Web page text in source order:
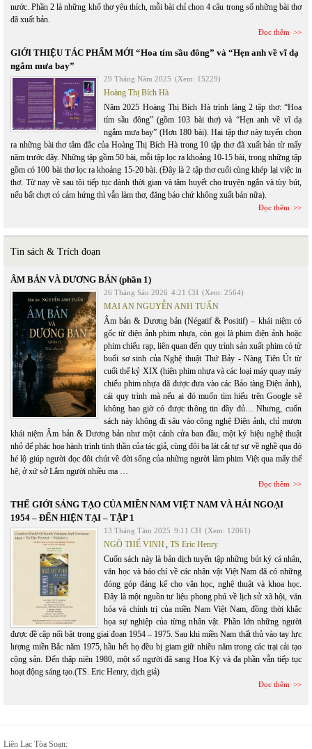
nước. Phần 2 là những khổ thơ yêu thích, mỗi bài chỉ chon 4 câu trong số những bài thơ
đã xuất bản.
Đọc thêm
GIỚI THIỆU TÁC PHẨM MỚI “Hoa tím sầu đông” và “Hẹn anh về vĩ dạ
ngắm mưa bay”
29 Tháng Năm 2025 (Xem: 15229)
Hoàng Thị Bích Hà
Năm 2025 Hoàng Thị Bích Hà trình làng 2 tập thơ: “Hoa
tím sầu đông” (gồm 103 bài thơ) và “Hẹn anh về vĩ dạ
ngắm mưa bay” (Hơn 180 bài). Hai tập thơ này tuyển chọn
ra những bài thơ tâm đắc của Hoàng Thị Bích Hà trong 10 tập thơ đã xuất bản từ mấy
năm trước đây. Những tập gồm 50 bài, mỗi tập lọc ra khoảng 10-15 bài, trong những tập
gồm có 100 bài thơ lọc ra khoảng 15-20 bài. (Đây là 2 tập thơ cuối cùng khép lại việc in
thơ. Từ nay về sau tôi tiếp tục dành thời gian và tâm huyết cho truyện ngắn và tùy bút,
nếu bất chợt có cảm hứng thì vẫn làm thơ, đăng báo chứ không xuất bản nữa).
Đọc thêm
Tin sách & Trích đoạn
ÂM BẢN VÀ DƯƠNG BẢN (phần 1)
26 Tháng Sáu 2026 4:21 CH (Xem: 2564)
MAI AN NGUYỄN ANH TUẤN
Âm bản & Dương bản (Négatif & Positif) – khái niệm có
gốc từ điện ảnh phim nhựa, còn gọi là phim điện ảnh hoặc
phim chiếu rạp, liên quan đến quy trình sản xuất phim có từ
buổi sơ sinh của Nghệ thuật Thứ Bảy - Nàng Tiên Út từ
cuối thế kỷ XIX (hiện phim nhựa và các loại máy quay máy
chiếu phim nhựa đã được đưa vào các Bảo tàng Điện ảnh),
cái quy trình mà nếu ai đó muốn tìm hiểu trên Google sẽ
không bao giờ có được thông tin đầy đủ… Nhưng, cuốn
sách này không đi sâu vào công nghệ Điện ảnh, chỉ mượn
khái niệm Âm bản & Dương bản như một cánh cửa ban đầu, một ký hiệu nghệ thuật
nhỏ để phác họa hành trình tinh thần của tác giả, cùng đôi ba lát cắt tự sự về nghề qua đó
hé lộ giúp người đọc đôi chút về đời sống của những người làm phim Việt qua mấy thế
hệ, ở xứ sở Lắm người nhiều ma …
Đọc thêm
THẾ GIỚI SÁNG TẠO CỦA MIỀN NAM VIỆT NAM VÀ HẢI NGOẠI
1954 – ĐẾN HIỆN TẠI – TẬP 1
13 Tháng Tám 2025 9:11 CH (Xem: 12061)
NGÔ THẾ VINH, TS Eric Henry
Cuốn sách này là bản dịch tuyển tập những bút ký cá nhân,
văn học và báo chí về các nhân vật Việt Nam đã có những
đóng góp đáng kể cho văn học, nghệ thuật và khoa học.
Đây là một nguồn tư liệu phong phú về lịch sử xã hội, văn
hóa và chính trị của miền Nam Việt Nam, đồng thời khắc
họa sự nghiệp của từng nhân vật. Phần lớn những người
được đề cập nổi bật trong giai đoạn 1954 – 1975. Sau khi miền Nam thất thủ vào tay lực
lượng miền Bắc năm 1975, hầu hết họ đều bị giam giữ nhiều năm trong các trại cải tạo
cộng sản. Đến thập niên 1980, một số người đã sang Hoa Kỳ và đa phần vẫn tiếp tục
hoạt động sáng tạo.(TS. Eric Henry, dịch giả)
Đọc thêm
Liên Lạc Tòa Soạn: